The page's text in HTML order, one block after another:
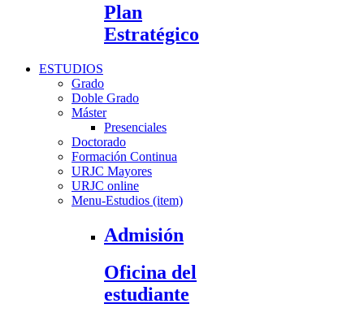
Plan
Estratégico
ESTUDIOS
Grado
Doble Grado
Máster
Presenciales
Doctorado
Formación Continua
URJC Mayores
URJC online
Menu-Estudios (item)
Admisión
Oficina del
estudiante